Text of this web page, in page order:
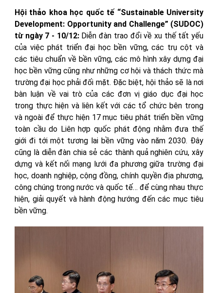
Hội thảo khoa học quốc tế “Sustainable University
Development: Opportunity and Challenge” (SUDOC)
từ ngày 7 - 10/12:Diễn đàn trao đổi về xu thế tất yếu
của việc phát triển đại học bền vững, các trụ cột và
các tiêu chuẩn về bền vững, các mô hình xây dựng đại
học bền vững cũng như những cơ hội và thách thức mà
trường đại học phải đối mặt. Đặc biệt, hội thảo sẽ là nơi
bàn luận về vai trò của các đơn vị giáo dục đại học
trong thực hiện và liên kết với các tổ chức bên trong
và ngoài để thực hiện 17 mục tiêu phát triển bền vững
toàn cầu do Liên hợp quốc phát động nhằm đưa thế
giới đi tới một tương lai bền vững vào năm 2030. Đây
cũng là diễn đàn chia sẻ các thành quả nghiên cứu, xây
dựng và kết nối mạng lưới đa phương giữa trường đại
học, doanh nghiệp, cộng đồng, chính quyền địa phương,
công chúng trong nước và quốc tế… để cùng nhau thực
hiện, giải quyết và hành động hướng đến các mục tiêu
bền vững.